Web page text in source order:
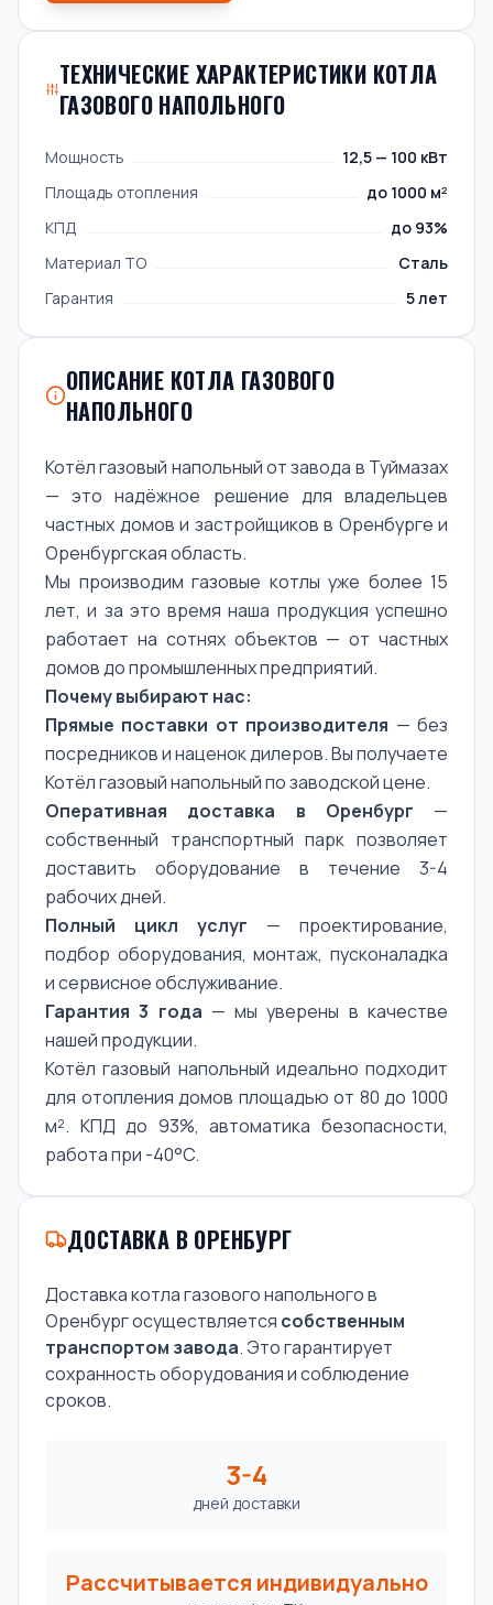
ТЕХНИЧЕСКИЕ ХАРАКТЕРИСТИКИ КОТЛА
ГАЗОВОГО НАПОЛЬНОГО
Мощность
12,5 — 100 кВт
Площадь отопления
до 1000 м²
КПД
до 93%
Материал ТО
Сталь
Гарантия
5 лет
ОПИСАНИЕ КОТЛА ГАЗОВОГО
НАПОЛЬНОГО
Котёл газовый напольный от завода в Туймазах
— это надёжное решение для владельцев
частных домов и застройщиков в Оренбурге и
Оренбургская область.
Мы производим газовые котлы уже более 15
лет, и за это время наша продукция успешно
работает на сотнях объектов — от частных
домов до промышленных предприятий.
Почему выбирают нас:
Прямые поставки от производителя — без
посредников и наценок дилеров. Вы получаете
Котёл газовый напольный по заводской цене.
Оперативная доставка в Оренбург —
собственный транспортный парк позволяет
доставить оборудование в течение 3-4
рабочих дней.
Полный цикл услуг — проектирование,
подбор оборудования, монтаж, пусконаладка
и сервисное обслуживание.
Гарантия 3 года — мы уверены в качестве
нашей продукции.
Котёл газовый напольный идеально подходит
для отопления домов площадью от 80 до 1000
м². КПД до 93%, автоматика безопасности,
работа при -40°C.
ДОСТАВКА В ОРЕНБУРГ
Доставка котла газового напольного в
Оренбург осуществляется собственным
транспортом завода. Это гарантирует
сохранность оборудования и соблюдение
сроков.
3-4
дней доставки
Рассчитывается индивидуально